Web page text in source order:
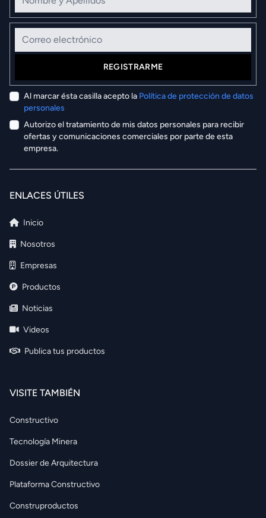
Correo electrónico
REGISTRARME
Al marcar ésta casilla acepto la Política de protección de datos
personales
Autorizo el tratamiento de mis datos personales para recibir
ofertas y comunicaciones comerciales por parte de esta
empresa.
ENLACES ÚTILES
Inicio
Nosotros
Empresas
Productos
Noticias
Videos
Publica tus productos
VISITE TAMBIÉN
Constructivo
Tecnología Minera
Dossier de Arquitectura
Plataforma Constructivo
Construproductos